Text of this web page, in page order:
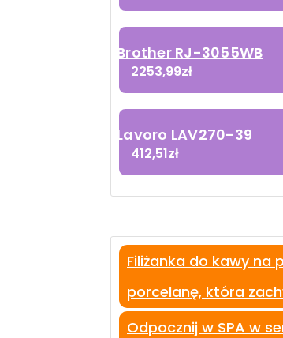
Brother RJ-3055WB
2253,99zł
Lavoro LAV270-39
412,51zł
Filiżanka do kawy na
porcelanę, która
Odpocznij w SPA w